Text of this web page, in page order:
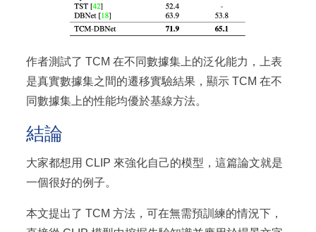
作者測試了 TCM 在不同數據集上的泛化能力，上表
是真實數據集之間的遷移實驗結果，顯示 TCM 在不
同數據集上的性能均優於基線方法。
結論
大家都想用 CLIP 來強化自己的模型，這篇論文就是
一個很好的例子。
本文提出了 TCM 方法，可在無需預訓練的情況下，